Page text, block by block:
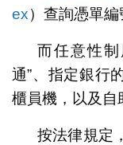
ex）查詢憑單編
而任意性
通”、指定銀行
櫃員機，以及自
按法律規定